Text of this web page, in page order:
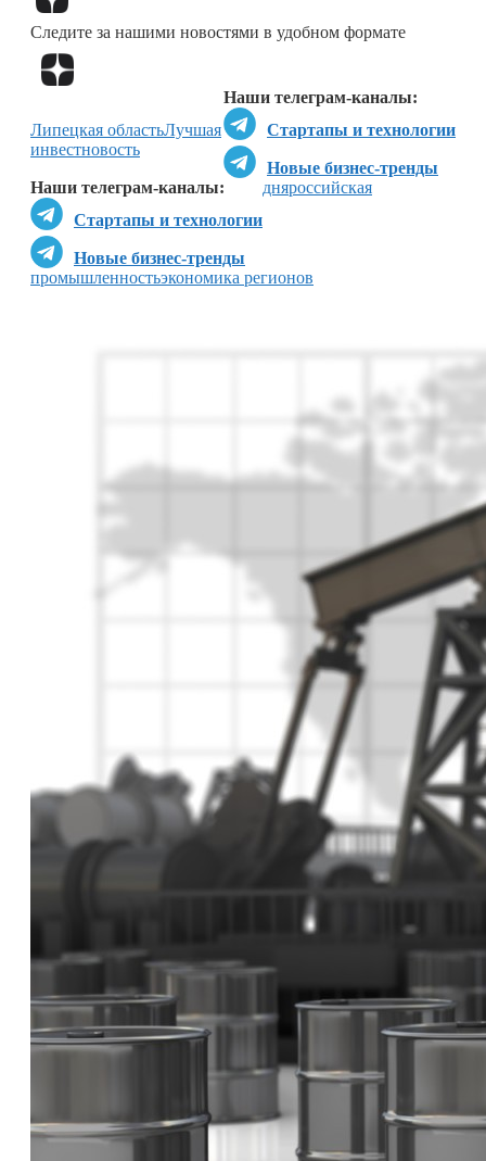
Следите за нашими новостями в удобном формате
Наши телеграм-каналы:
Стартапы и технологии
Новые бизнес-тренды
Наши телеграм-каналы:
Стартапы и технологии
Новые бизнес-тренды
Липецкая областьЛучшая
инвестновость
дняроссийская
промышленностьэкономика регионов